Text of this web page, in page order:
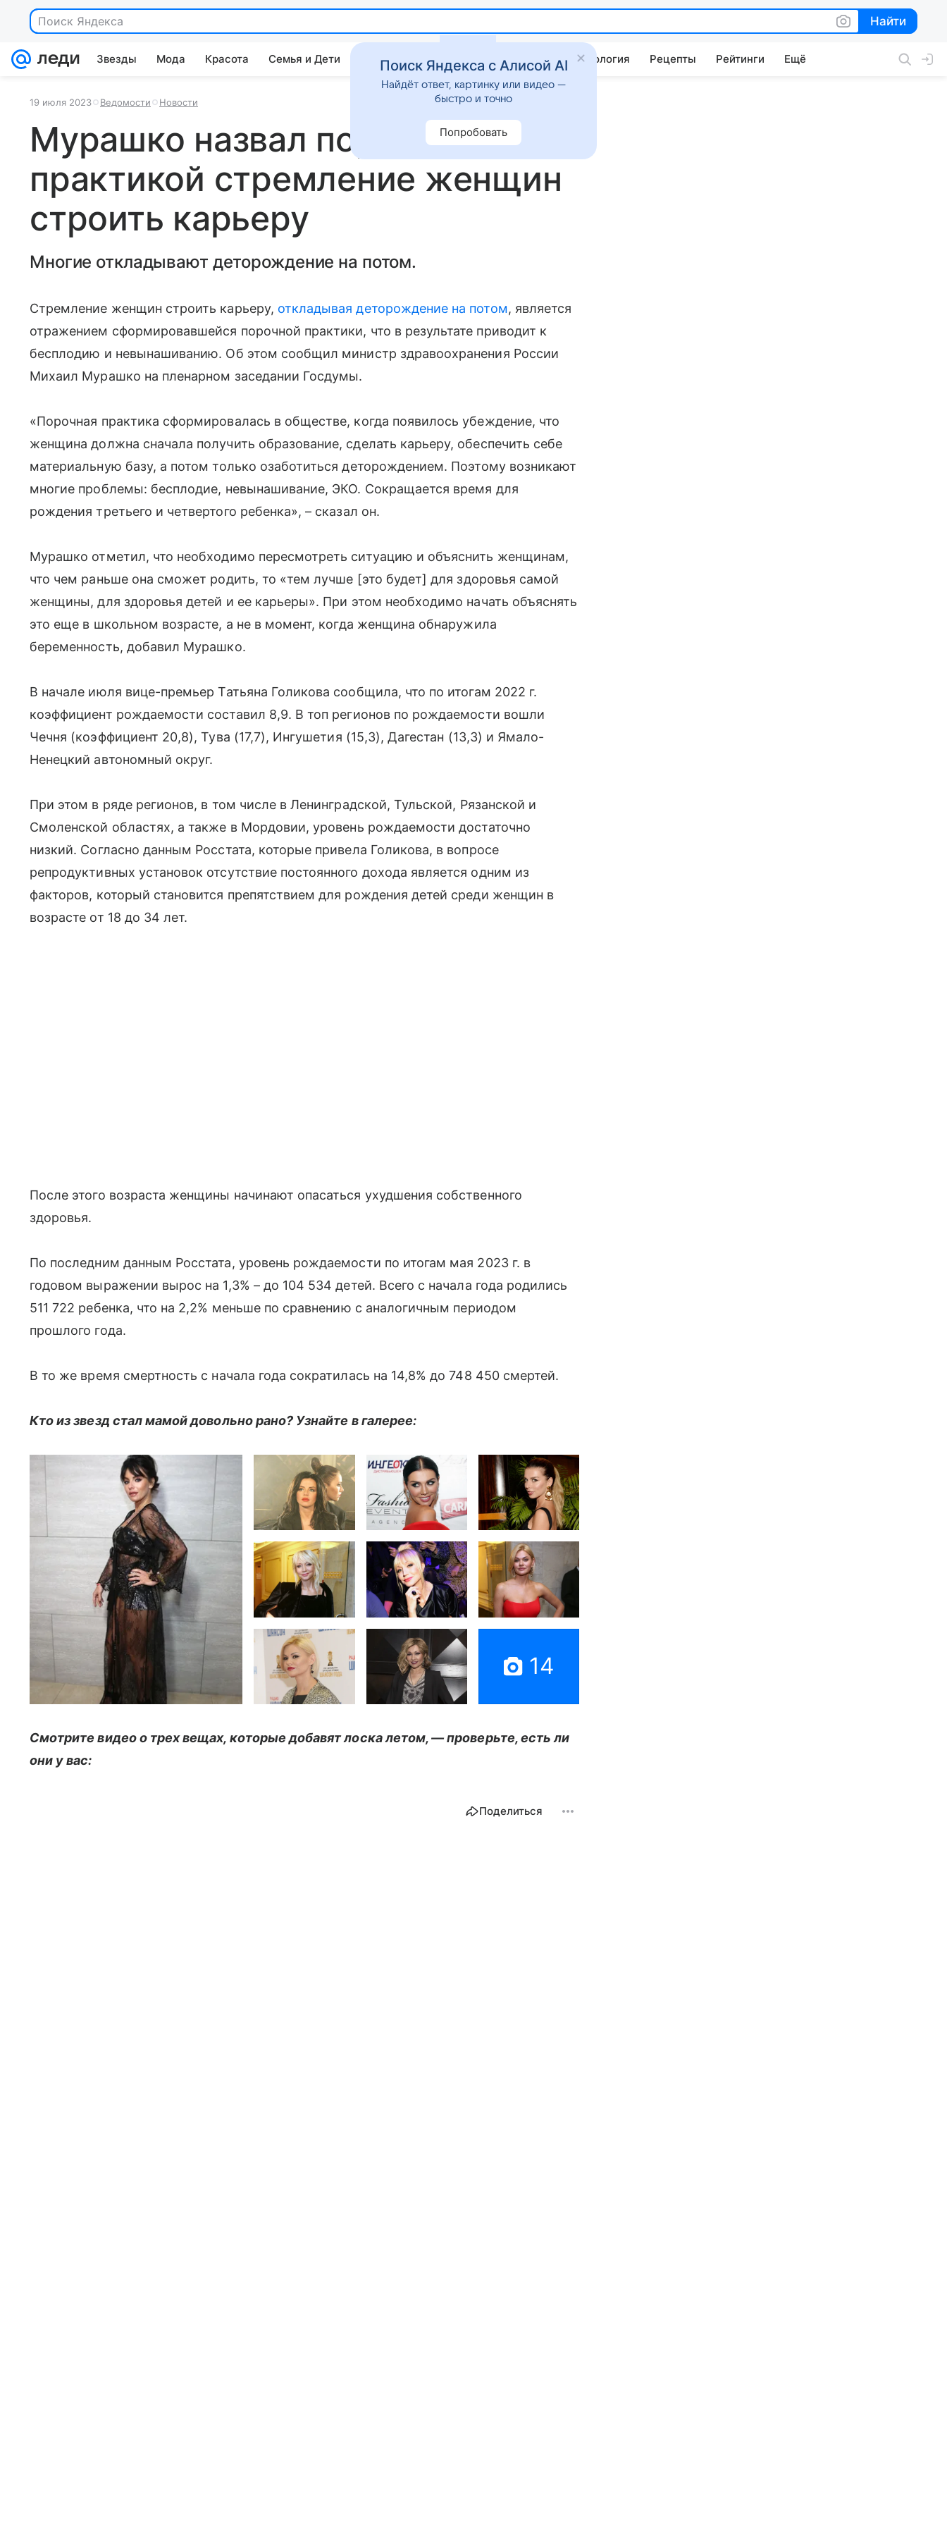
Поиск Яндекса Найти
Найти
Звезды Мода Красота Семья и Дети Дом Гороскопы Стиль жизни Психология Рецепты Рейтинги Ещё
19 июля 2023 Ведомости Новости
Мурашко назвал порочной
практикой стремление женщин
строить карьеру
Многие откладывают деторождение на потом.
Стремление женщин строить карьеру, откладывая деторождение на потом, является
отражением сформировавшейся порочной практики, что в результате приводит к
бесплодию и невынашиванию. Об этом сообщил министр здравоохранения России
Михаил Мурашко на пленарном заседании Госдумы.
«Порочная практика сформировалась в обществе, когда появилось убеждение, что
женщина должна сначала получить образование, сделать карьеру, обеспечить себе
материальную базу, а потом только озаботиться деторождением. Поэтому возникают
многие проблемы: бесплодие, невынашивание, ЭКО. Сокращается время для
рождения третьего и четвертого ребенка», – сказал он.
Мурашко отметил, что необходимо пересмотреть ситуацию и объяснить женщинам,
что чем раньше она сможет родить, то «тем лучше [это будет] для здоровья самой
женщины, для здоровья детей и ее карьеры». При этом необходимо начать объяснять
это еще в школьном возрасте, а не в момент, когда женщина обнаружила
беременность, добавил Мурашко.
В начале июля вице-премьер Татьяна Голикова сообщила, что по итогам 2022 г.
коэффициент рождаемости составил 8,9. В топ регионов по рождаемости вошли
Чечня (коэффициент 20,8), Тува (17,7), Ингушетия (15,3), Дагестан (13,3) и Ямало-
Ненецкий автономный округ.
При этом в ряде регионов, в том числе в Ленинградской, Тульской, Рязанской и
Смоленской областях, а также в Мордовии, уровень рождаемости достаточно
низкий. Согласно данным Росстата, которые привела Голикова, в вопросе
репродуктивных установок отсутствие постоянного дохода является одним из
факторов, который становится препятствием для рождения детей среди женщин в
возрасте от 18 до 34 лет.
После этого возраста женщины начинают опасаться ухудшения собственного
здоровья.
По последним данным Росстата, уровень рождаемости по итогам мая 2023 г. в
годовом выражении вырос на 1,3% – до 104 534 детей. Всего с начала года родились
511 722 ребенка, что на 2,2% меньше по сравнению с аналогичным периодом
прошлого года.
В то же время смертность с начала года сократилась на 14,8% до 748 450 смертей.
Кто из звезд стал мамой довольно рано? Узнайте в галерее:
14
Смотрите видео о трех вещах, которые добавят лоска летом, — проверьте, есть ли
они у вас:
Поделиться
Поиск Яндекса с Алисой AI
Найдёт ответ, картинку или видео —
быстро и точно
Попробовать